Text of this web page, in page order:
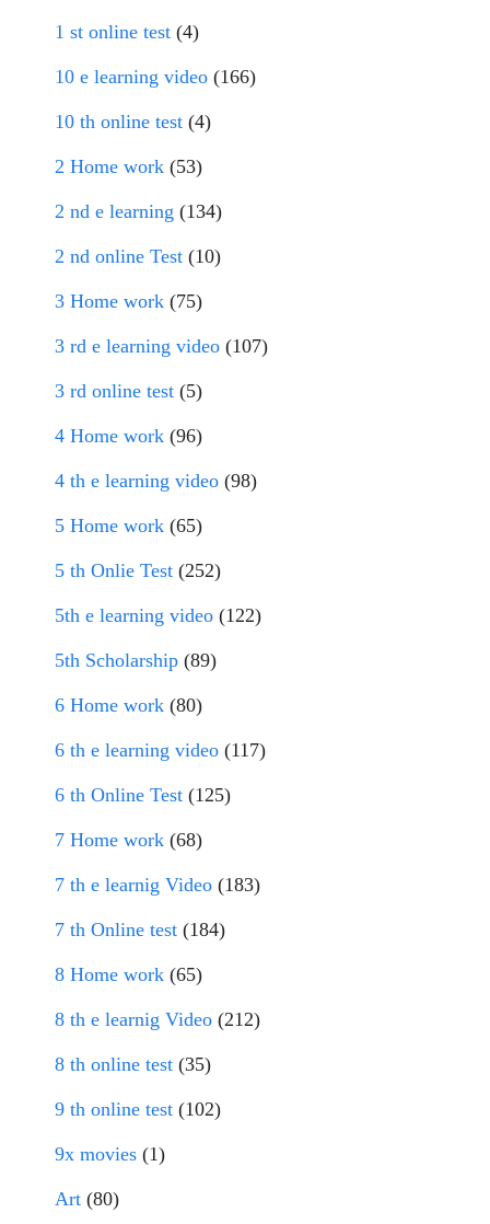
1 st online test (4)
10 e learning video (166)
10 th online test (4)
2 Home work (53)
2 nd e learning (134)
2 nd online Test (10)
3 Home work (75)
3 rd e learning video (107)
3 rd online test (5)
4 Home work (96)
4 th e learning video (98)
5 Home work (65)
5 th Onlie Test (252)
5th e learning video (122)
5th Scholarship (89)
6 Home work (80)
6 th e learning video (117)
6 th Online Test (125)
7 Home work (68)
7 th e learnig Video (183)
7 th Online test (184)
8 Home work (65)
8 th e learnig Video (212)
8 th online test (35)
9 th online test (102)
9x movies (1)
Art (80)